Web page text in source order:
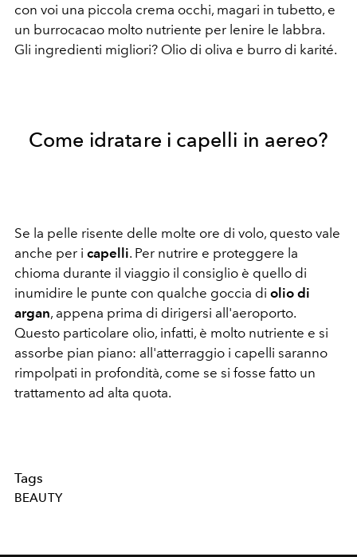
con voi una piccola crema occhi, magari in tubetto, e
un burrocacao molto nutriente per lenire le labbra.
Gli ingredienti migliori? Olio di oliva e burro di karité.
Come idratare i capelli in aereo?
Se la pelle risente delle molte ore di volo, questo vale
anche per i capelli. Per nutrire e proteggere la
chioma durante il viaggio il consiglio è quello di
inumidire le punte con qualche goccia di olio di
argan, appena prima di dirigersi all'aeroporto.
Questo particolare olio, infatti, è molto nutriente e si
assorbe pian piano: all'atterraggio i capelli saranno
rimpolpati in profondità, come se si fosse fatto un
trattamento ad alta quota.
Tags
BEAUTY